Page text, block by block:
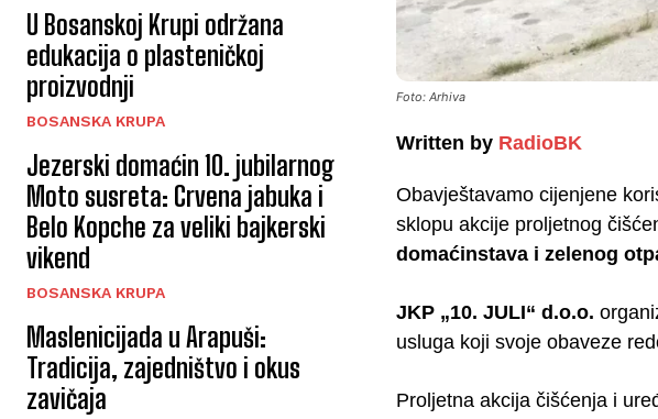
U Bosanskoj Krupi održana
edukacija o plasteničkoj
proizvodnji
BOSANSKA KRUPA
Jezerski domaćin 10. jubilarnog
Moto susreta: Crvena jabuka i
Belo Kopche za veliki bajkerski
vikend
BOSANSKA KRUPA
Maslenicijada u Arapuši:
Tradicija, zajedništvo i okus
zavičaja
Foto: Arhiva
Written by RadioBK
Obavještavamo cijenjene
sklopu akcije proljetnog
domaćinstava i zelenog
JKP „10. JULI“ d.o.o.
usluga koji svoje obaveze
Proljetna akcija čišćenja i